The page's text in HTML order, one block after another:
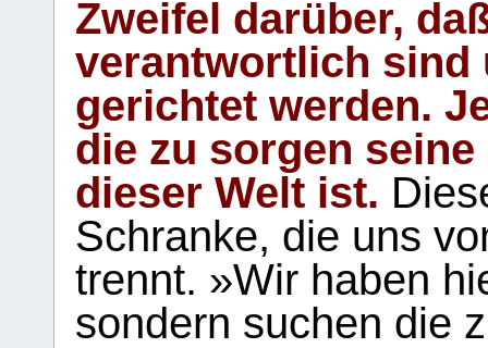
Zweifel darüber,
verantwortlich sind
gerichtet werden.
die zu sorgen
dieser Welt ist.
Schranke, die uns
trennt. »Wir haben
sondern suchen die